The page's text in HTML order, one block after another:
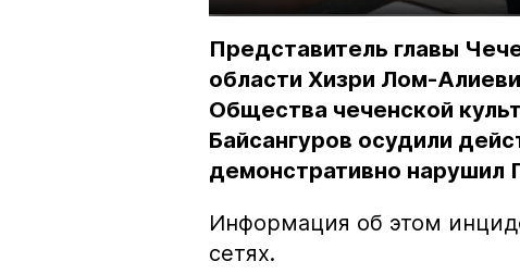
Представитель главы
области Хизри Лом-
Общества чеченской
Байсангуров осудили
демонстративно нарушил
Информация об этом
сетях.